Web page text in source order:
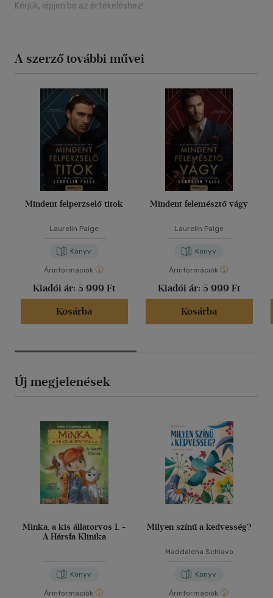
Kérjük, lépjen be az értékeléshez!
A szerző további művei
Mindent felperzselő titok
Laurelin Paige
Könyv
Árinformációk
Kiadói ár: 5 999 Ft
Kosárba
Mindent felemésztő vágy
Laurelin Paige
Könyv
Árinformációk
Kiadói ár: 5 999 Ft
Kosárba
Új megjelenések
Minka, a kis állatorvos 1. -
A Hársfa Klinika
Könyv
Árinformációk
Milyen színű a kedvesség?
Maddalena Schiavo
Könyv
Árinformációk